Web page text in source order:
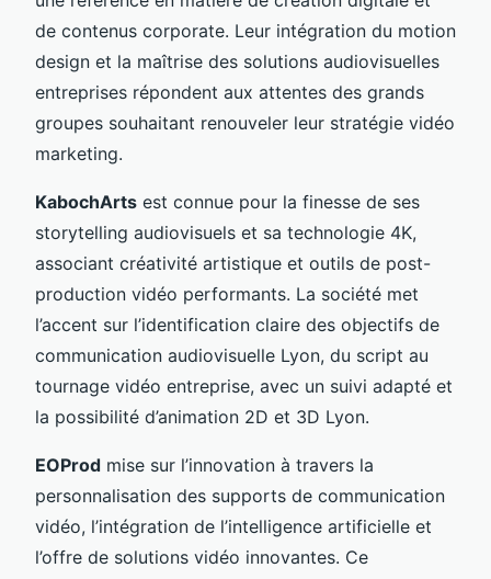
de contenus corporate. Leur intégration du motion
design et la maîtrise des solutions audiovisuelles
entreprises répondent aux attentes des grands
groupes souhaitant renouveler leur stratégie vidéo
marketing.
KabochArts est connue pour la finesse de ses
storytelling audiovisuels et sa technologie 4K,
associant créativité artistique et outils de post-
production vidéo performants. La société met
l’accent sur l’identification claire des objectifs de
communication audiovisuelle Lyon, du script au
tournage vidéo entreprise, avec un suivi adapté et
la possibilité d’animation 2D et 3D Lyon.
EOProd mise sur l’innovation à travers la
personnalisation des supports de communication
vidéo, l’intégration de l’intelligence artificielle et
l’offre de solutions vidéo innovantes. Ce